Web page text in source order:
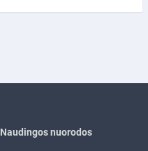
Naudingos nuorodos